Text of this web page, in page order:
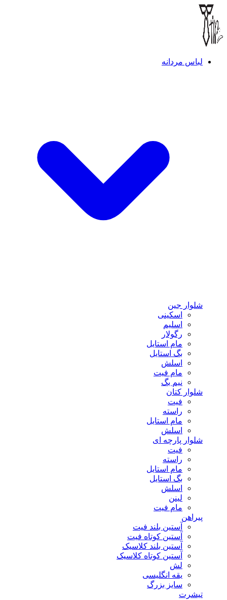
لباس مردانه
شلوار جین
اسکینی
اسلیم
رگولار
مام استایل
بگ استایل
اسلش
مام فیت
نیم بگ
شلوار کتان
فیت
راسته
مام استایل
اسلش
شلوار پارچه ای
فیت
راسته
مام استایل
بگ استایل
اسلش
لینن
مام فیت
پیراهن
آستین بلند فیت
آستین کوتاه فیت
آستین بلند کلاسیک
آستین کوتاه کلاسیک
لش
یقه انگلیسی
سایز بزرگ
تیشرت